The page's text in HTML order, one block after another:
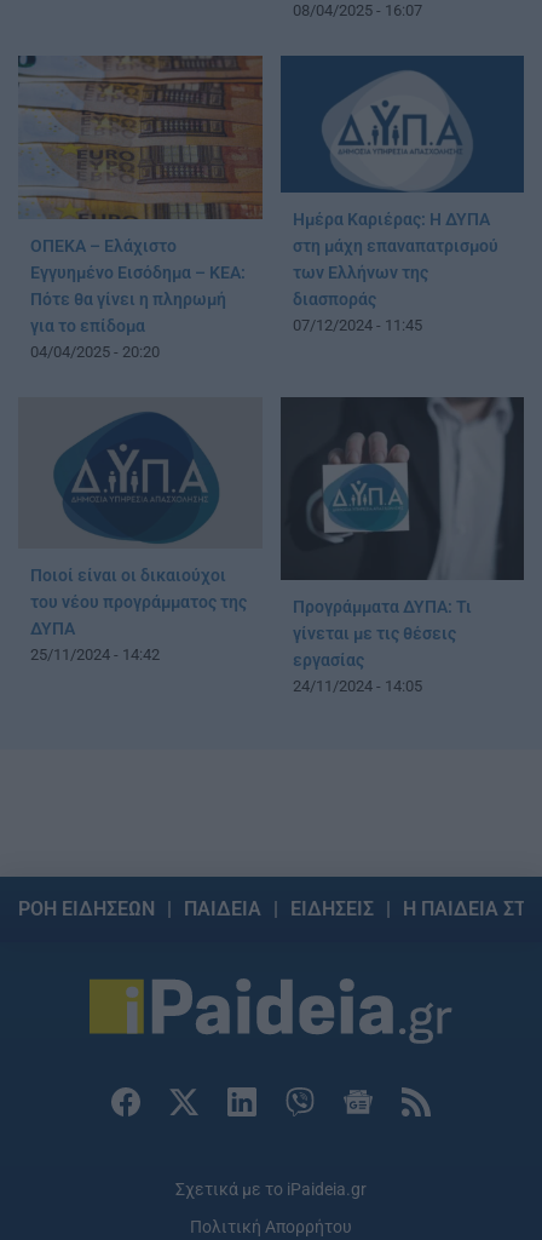
08/04/2025 - 16:07
ΟΠΕΚΑ – Ελάχιστο
Εγγυημένο Εισόδημα – ΚΕΑ:
Πότε θα γίνει η πληρωμή
για το επίδομα
04/04/2025 - 20:20
Ημέρα Καριέρας: H ΔΥΠΑ
στη μάχη επαναπατρισμού
των Ελλήνων της
διασποράς
07/12/2024 - 11:45
Ποιοί είναι οι δικαιούχοι
του νέου προγράμματος της
ΔΥΠΑ
25/11/2024 - 14:42
Προγράμματα ΔΥΠΑ: Τι
γίνεται με τις θέσεις
εργασίας
24/11/2024 - 14:05
ΡΟΗ ΕΙΔΗΣΕΩΝ ΠΑΙΔΕΙΑ ΕΙΔΗΣΕΙΣ Η ΠΑΙΔΕΙΑ
Σχετικά με το iPaideia.gr
Πολιτική Απορρήτου